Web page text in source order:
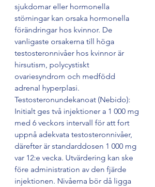
sjukdomar eller hormonella
störningar kan orsaka hormonella
förändringar hos kvinnor. De
vanligaste orsakerna till höga
testosteronnivåer hos kvinnor är
hirsutism, polycystiskt
ovariesyndrom och medfödd
adrenal hyperplasi.
Testosteronundekanoat (Nebido):
Initialt ges två injektioner a 1 000 mg
med 6 veckors intervall för att fort
uppnå adekvata testosteronnivåer,
därefter är standarddosen 1 000 mg
var 12:e vecka. Utvärdering kan ske
före administration av den fjärde
injektionen. Nivåerna bör då ligga